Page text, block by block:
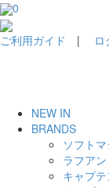
0
ご利用ガイド | ロ
NEW IN
BRANDS
ソフト
ラフア
キャプ